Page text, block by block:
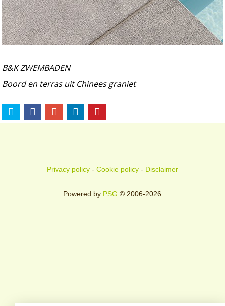
B&K ZWEMBADEN
Boord en terras uit Chinees graniet
Privacy policy- Cookie policy- Disclaimer
Powered by PSG © 2006-2026